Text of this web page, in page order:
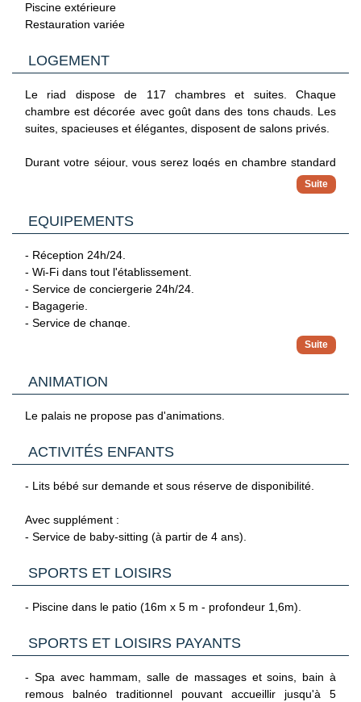
palais de 117 chambres offre une expérience unique à ses
marocain, il émerveille par ses détails raffinés, ses cours
intérieures verdoyantes.
Grâce à son emplacement privilégié, le Palais Moulay Said &
médina, tels que la célèbre place Jemaa el-Fna à 450m, les
L'aéroport de Marrakech se trouve à 7 km du palais.
Piscine extérieure
Restauration variée
LOGEMENT
Le riad dispose de 117 chambres et suites. Chaque
chambre est décorée avec goût dans des tons chauds. Les
suites, spacieuses et élégantes, disposent de salons privés.
Durant votre séjour, vous serez logés en chambre standard
- Petite salle de bain avec douche, sèche-cheveux et
- Climatisation réversible.
- Fenêtre vue couloir ou patio intérieur.
Capacité maximum : 4 adultes.
EQUIPEMENTS
- Réception 24h/24.
- Wi-Fi dans tout l'établissement.
- Service de conciergerie 24h/24.
- Bagagerie.
- Service de change.
- Laverie.
ANIMATION
Le palais ne propose pas d'animations.
ACTIVITÉS ENFANTS
- Lits bébé sur demande et sous réserve de disponibilité.
Avec supplément :
- Service de baby-sitting (à partir de 4 ans).
SPORTS ET LOISIRS
- Piscine dans le patio (16m x 5 m - profondeur 1,6m).
SPORTS ET LOISIRS PAYANTS
- Spa avec hammam, salle de massages et soins, bain à
remous balnéo traditionnel pouvant accueillir jusqu'à 5